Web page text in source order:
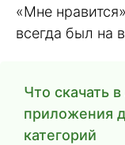
«Мне
всегда был на
Что скачать
приложения
категорий